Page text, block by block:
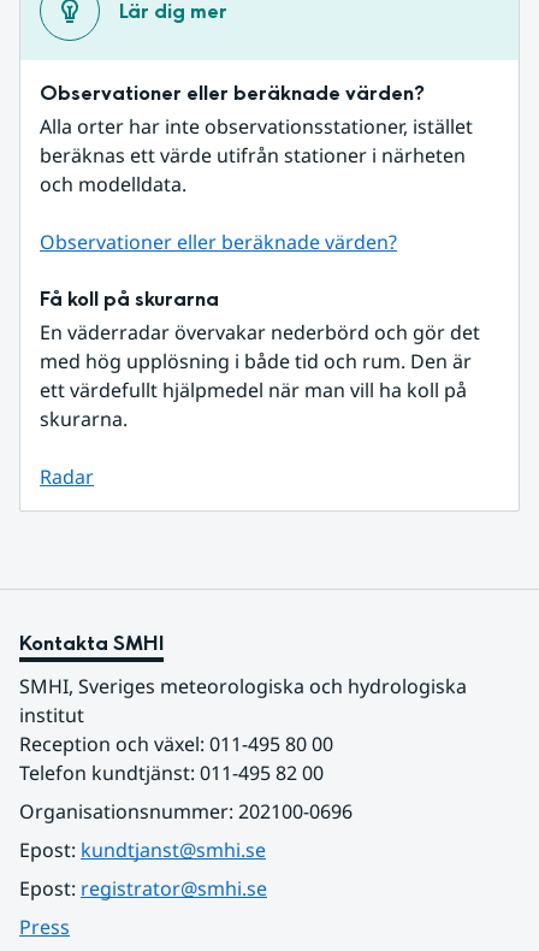
Lär dig mer
Observationer eller beräknade värden?
Alla orter har inte observationsstationer, istället
beräknas ett värde utifrån stationer i närheten
och modelldata.
Observationer eller beräknade värden?
Få koll på skurarna
En väderradar övervakar nederbörd och gör det
med hög upplösning i både tid och rum. Den är
ett värdefullt hjälpmedel när man vill ha koll på
skurarna.
Radar
Kontakta SMHI
SMHI, Sveriges meteorologiska och hydrologiska
institut
Reception och växel: 011-495 80 00
Telefon kundtjänst: 011-495 82 00
Organisationsnummer: 202100-0696
Epost: kundtjanst@smhi.se
Epost: registrator@smhi.se
Press